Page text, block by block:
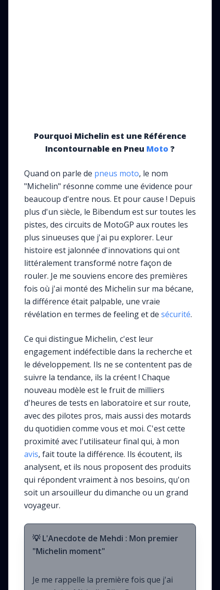
Pourquoi Michelin est une Référence
Incontournable en Pneu Moto ?
Quand on parle de pneus moto, le nom
"Michelin" résonne comme une évidence pour
beaucoup d'entre nous. Et pour cause ! Depuis
plus d'un siècle, le Bibendum est sur toutes les
pistes, des circuits de MotoGP aux routes les
plus sinueuses que j'ai pu explorer. Leur
histoire est jalonnée d'innovations qui ont
littéralement transformé notre façon de
rouler. Je me souviens encore des premières
fois où j'ai monté des Michelin sur ma bécane,
la différence était palpable, une vraie
révélation en termes de feeling et de sécurité.
Ce qui distingue Michelin, c'est leur
engagement indéfectible dans la recherche et
le développement. Ils ne se contentent pas de
suivre la tendance, ils la créent ! Chaque
nouveau modèle est le fruit de milliers
d'heures de tests en laboratoire et sur route,
avec des pilotes pros, mais aussi des motards
du quotidien comme vous et moi. C'est cette
proximité avec l'utilisateur final qui, à mon
avis, fait toute la différence. Ils écoutent, ils
analysent, et ils nous proposent des produits
qui répondent vraiment à nos besoins, qu'on
soit un arsouilleur du dimanche ou un grand
voyageur.
💡 L'Anecdote de Mehdi : Mon premier
"Michelin moment"
Je me rappelle la première fois que j'ai